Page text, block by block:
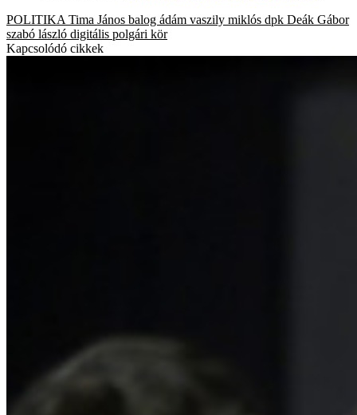
POLITIKA Tima János balog ádám vaszily miklós dpk Deák Gábor
szabó lászló digitális polgári kör
Kapcsolódó cikkek